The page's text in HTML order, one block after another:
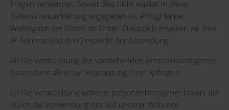
Fragen verwendet. Soweit dies nicht explizit in dieser
Datenschutzerklärung angegeben ist, erfolgt keine
Weitergabe der Daten an Dritte. Zusätzlich erfassen wir Ihre
IP-Adresse und den Zeitpunkt der Absendung.
(4) Die Verarbeitung der vorstehenden personenbezogenen
Daten dient allein zur Bearbeitung Ihrer Anfragen.
(5) Die Verarbeitung weiterer personenbezogener Daten, die
durch die Verwendung des auf unserer Webseite